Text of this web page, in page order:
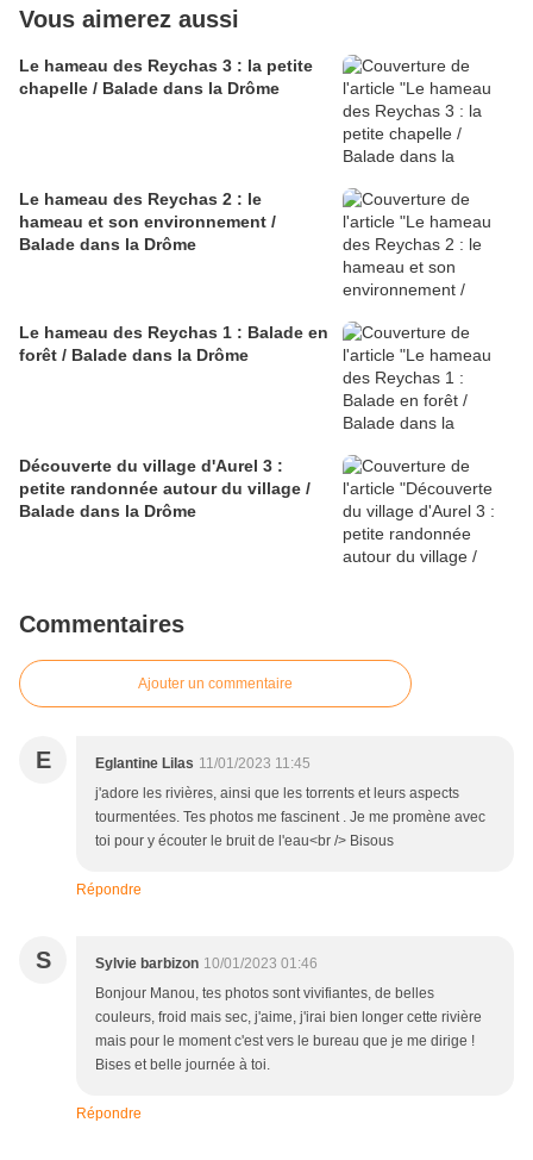
Vous aimerez aussi
Le hameau des Reychas 3 : la petite
chapelle / Balade dans la Drôme
Le hameau des Reychas 2 : le
hameau et son environnement /
Balade dans la Drôme
Le hameau des Reychas 1 : Balade en
forêt / Balade dans la Drôme
Découverte du village d'Aurel 3 :
petite randonnée autour du village /
Balade dans la Drôme
Commentaires
Ajouter un commentaire
E Eglantine Lilas 11/01/2023 11:45
j'adore les rivières, ainsi que les torrents et leurs aspects
tourmentées. Tes photos me fascinent . Je me promène avec
toi pour y écouter le bruit de l'eau<br /> Bisous
Répondre
S Sylvie barbizon 10/01/2023 01:46
Bonjour Manou, tes photos sont vivifiantes, de belles
couleurs, froid mais sec, j'aime, j'irai bien longer cette rivière
mais pour le moment c'est vers le bureau que je me dirige !
Bises et belle journée à toi.
Répondre